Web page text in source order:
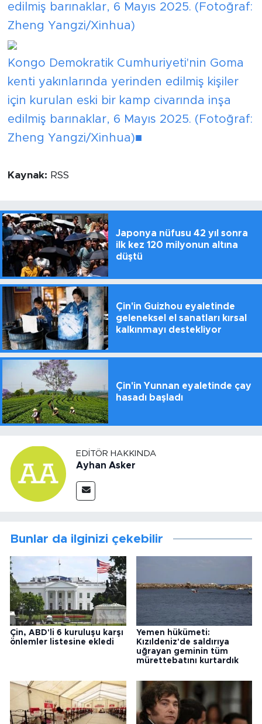
edilmiş barınaklar, 6 Mayıs 2025. (Fotoğraf:
Zheng Yangzi/Xinhua)
Kongo Demokratik Cumhuriyeti'nin Goma
kenti yakınlarında yerinden edilmiş kişiler
için kurulan eski bir kamp civarında inşa
edilmiş barınaklar, 6 Mayıs 2025. (Fotoğraf:
Zheng Yangzi/Xinhua)■
Kaynak: RSS
Japonya nüfusu 42 yıl sonra
ilk kez 120 milyonun altına
düştü
Çin'in Guizhou eyaletinde
geleneksel el sanatları kırsal
kalkınmayı destekliyor
Çin'in Yunnan eyaletinde çay
hasadı başladı
EDITÖR HAKKINDA
Ayhan Asker
Bunlar da ilginizi çekebilir
Çin, ABD'li 6 kuruluşu karşı
önlemler listesine ekledi
Yemen hükümeti:
Kızıldeniz'de saldırıya
uğrayan geminin tüm
mürettebatını kurtardık